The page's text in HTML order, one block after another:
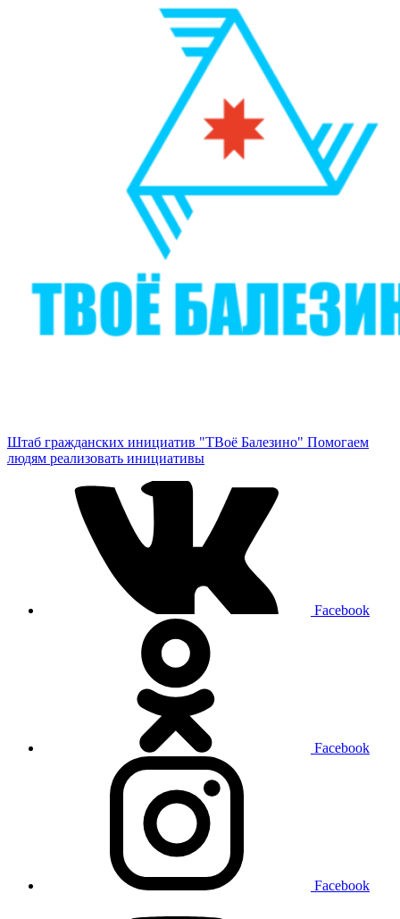
Штаб гражданских инициатив "ТВоё Балезино" Помогаем
людям реализовать инициативы
Facebook
Facebook
Facebook